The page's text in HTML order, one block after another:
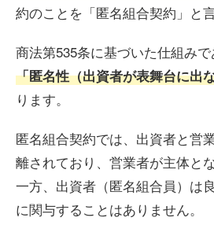
約のことを「匿名組合契約」と
商法第535条に基づいた仕組み
「匿名性（出資者が表舞台に出
ります。
匿名組合契約では、出資者と営
離されており、営業者が主体と
一方、出資者（匿名組合員）は
に関与することはありません。